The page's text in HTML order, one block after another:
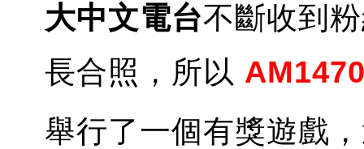
大中文電台不斷收到
長合照，所以
舉行了一個有獎遊戲